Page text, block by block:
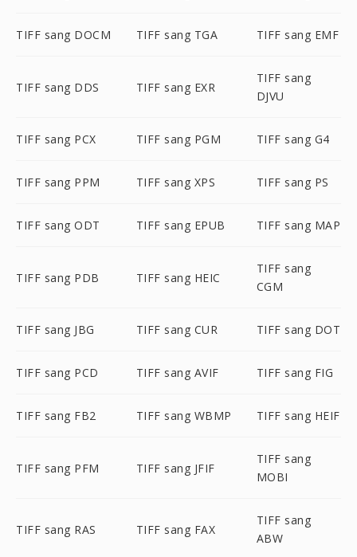
TIFF sang DOCM TIFF sang TGA TIFF sang EMF
TIFF sang DDS TIFF sang EXR
TIFF sang
DJVU
TIFF sang PCX TIFF sang PGM TIFF sang G4
TIFF sang PPM TIFF sang XPS TIFF sang PS
TIFF sang ODT TIFF sang EPUB TIFF sang MAP
TIFF sang PDB TIFF sang HEIC
TIFF sang
CGM
TIFF sang JBG TIFF sang CUR TIFF sang DOT
TIFF sang PCD TIFF sang AVIF TIFF sang FIG
TIFF sang FB2 TIFF sang WBMP TIFF sang HEIF
TIFF sang PFM TIFF sang JFIF
TIFF sang
MOBI
TIFF sang RAS TIFF sang FAX
TIFF sang
ABW